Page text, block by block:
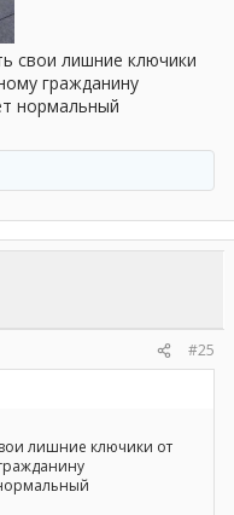
свои лишние ключики
гражданину
нормальный
#25
лишние ключики от